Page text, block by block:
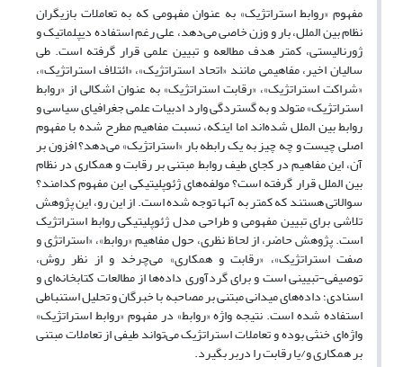
مفهوم «روابط استراتژیک» به عنوان مفهومی که به تعاملات بازیگران
نظام بین الملل، بار و وزن خاصی می‌دهد، علی رغم استفاده دیپلماتیک و
ژورنالیستی، کمتر هدف مطالعه و تبیین علمی قرار گرفته است. طی
سالیان اخیر، مفاهیمی مانند «اتحاد استراتژیک»، «ائتلاف استراتژیک»،
«شراکت استراتژیک»، «رقابت استراتژیک» به عنوان اشکالی از «روابط
استراتژیک» متولد و به گستردگی وارد ادبیات علمی جغرافیای سیاسی و
روابط بین الملل شده‌اند اما اینکه، نسبت مفاهیم مطرح شده با مفهوم
اصلی چیست و چه چیز به یک رابطه بار «استراتژیک» می‌دهد؟ افزون بر
آن، این مفاهیم در کجای طیف روابط مبتنی بر رقابت و همکاری در نظام
بین الملل قرار گرفته است؟ مولفه‌های ژئوپلیتیکی این مفهوم کدامند؟
سوالاتی هستند که کمتر به آنها توجه شده است. از این رو، این پژوهش
تلاشی برای تبیین مفهومی و طراحی مدل ژئوپلیتیکی روابط استراتژیک
است. پژوهش حاضر، از لحاظ نظری، حول مفاهیم «روابط»، «استراتژی و
صفت استراتژیک»، «رقابت و همکاری» می‌چرخد و از نظر روش،
توصیفی-تبیینی است و برای گردآوری داده‌ها از مطالعات کتابخانه‌ای و
اسنادی؛ داده‌های میدانی مبتنی بر مصاحبه با خبرگان و تحلیل استنباطی
استفاده شده است. نتیجه واژه «روابط» در مفهوم «روابط استراتژیک»
واژه‌ای خنثی بوده و تعاملات استراتژیک می‌تواند طیفی از تعاملات مبتنی
بر همکاری و/یا رقابت را دربر بگیرد.